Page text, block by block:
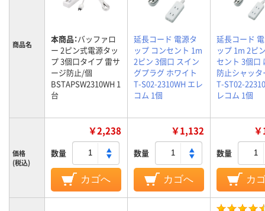
商品名 本商品：バッファロ
ー 2ピン式電源タッ
プ 3個口タイプ 雷サ
ージ防止/個
BSTAPSW2310WH 1
台
延長コード 電源タ
ップ コンセント 1m
2ピン 3個口 スイン
グプラグ ホワイト
T-S02-2310WH エレ
コム 1個
延長コード
ップ 1m 2ピ
セント 3個口
防止シャッタ
T-ST02-
レコム 1個
価格
(税込)
￥2,238
数量
カゴへ
￥1,132
数量
カゴへ
数量
カ